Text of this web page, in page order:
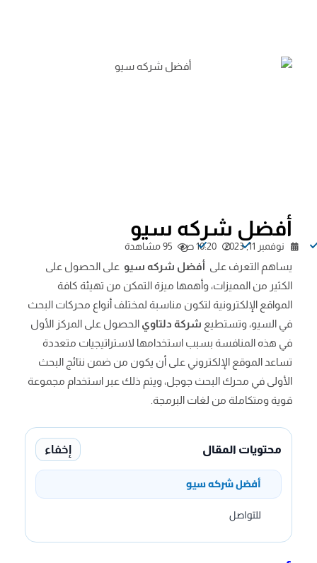
أفضل شركه سيو
نوفمبر 11, 2023 10:20 ص 95 مشاهدة
يساهم التعرف على أفضل شركه سيو على الحصول على
الكثير من المميزات، وأهمها ميزة التمكن من تهيئة كافة
المواقع الإلكترونية لتكون مناسبة لمختلف أنواع محركات البحث
في السيو، وتستطيع شركة دلتاوي الحصول على المركز الأول
في هذه المنافسة بسبب استخدامها لاستراتيجيات متعددة
تساعد الموقع الإلكتروني على أن يكون من ضمن نتائج البحث
الأولى في محرك البحث جوجل، ويتم ذلك عبر استخدام مجموعة
قوية ومتكاملة من لغات البرمجة.
محتويات المقال إخفاء
أفضل شركه سيو
للتواصل